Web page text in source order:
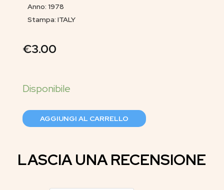
Anno: 1978
Stampa: ITALY
€3.00
AGGIUNGI AL CARRELLO
LASCIA UNA RECENSIONE